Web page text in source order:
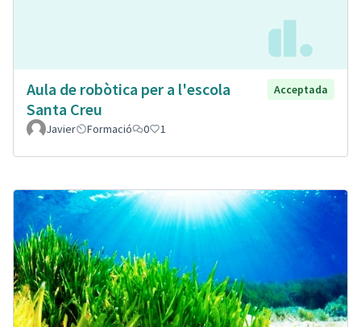
Aula de robòtica per a l'escola
Santa Creu
Acceptada
Javier Formació 0 1